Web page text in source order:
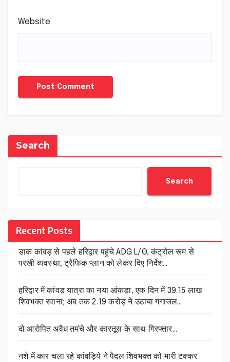
Website
Search
Search
Recent Posts
डाक कांवड़ से पहले हरिद्वार पहुंचे ADG L/O, कंट्रोल रूम से
परखी व्यवस्था; ट्रैफिक प्लान को लेकर दिए निर्देश…
हरिद्वार में कांवड़ यात्रा का नया आंकड़ा, एक दिन में 39.15 लाख
शिवभक्त रवाना; अब तक 2.19 करोड़ ने उठाया गंगाजल…
दो आरोपित अवैध तमंचे और कारतूस के साथ गिरफ्तार…
नशे में कार चला रहे कांवड़िये ने पैदल शिवभक्त को मारी टक्कर